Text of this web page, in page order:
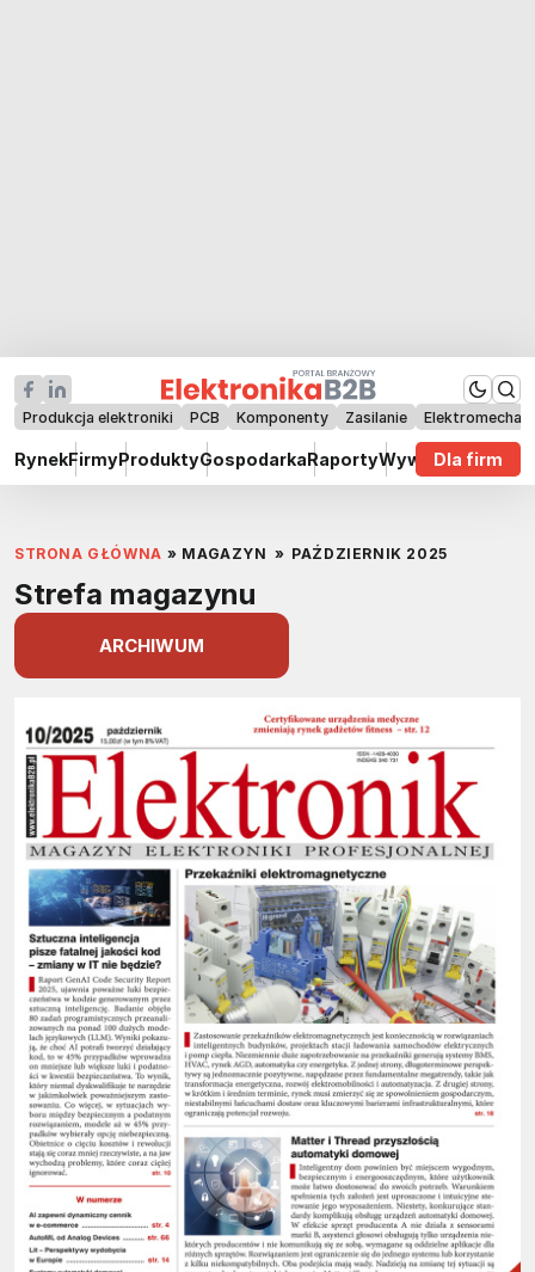
Produkcja elektroniki PCB Komponenty Zasilanie
RynekFirmyProduktyGospodarkaRaportyWywiadyDla firm
STRONA GŁÓWNA » MAGAZYN » PAŹDZIERNIK 2025
Strefa magazynu
ARCHIWUM